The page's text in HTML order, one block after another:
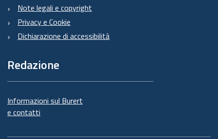
Note legali e copyright
Privacy e Cookie
Dichiarazione di accessibilità
Redazione
Informazioni sul Burert
e contatti